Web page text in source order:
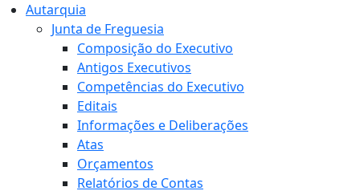
Autarquia
Junta de Freguesia
Composição do Executivo
Antigos Executivos
Competências do Executivo
Editais
Informações e Deliberações
Atas
Orçamentos
Relatórios de Contas